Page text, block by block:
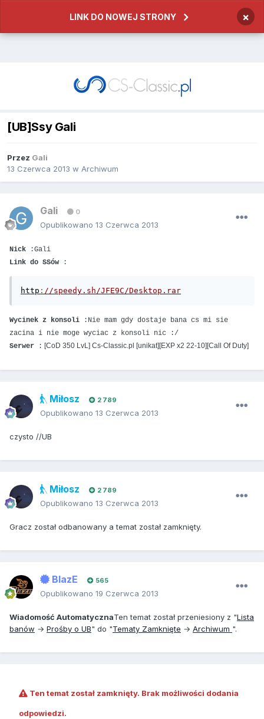
LINK DO NOWEJ STRONY ×
[UB]Ssy Gali
Przez Gali
13 Czerwca 2013 w Archiwum
Gali 0
Opublikowano 13 Czerwca 2013
Nick :Gali
Link do SSów :
http : //speedy.sh/JFE9C/Desktop.rar
Wycinek z konsoli :Nie mam gdy dostaje bana cs mi sie
zacina i nie moge wyciac z konsoli nic :/
Serwer : [CoD 350 LvL] Cs-Classic.pl [unikat][EXP x2 22-10][Call Of Duty]
Miłosz 2 789
Opublikowano 13 Czerwca 2013
czysto //UB
Miłosz 2 789
Opublikowano 13 Czerwca 2013
Gracz został odbanowany a temat został zamknięty.
BlazE 565
Opublikowano 19 Czerwca 2013
Wiadomość AutomatycznaTen temat został przeniesiony z "Lista
banów → Prośby o UB" do "Tematy Zamknięte → Archiwum ".
Ten temat został zamknięty. Brak możliwości dodania
odpowiedzi.